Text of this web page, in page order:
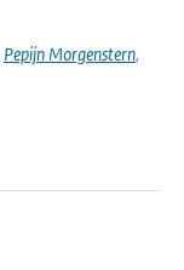
Pepijn Morgenstern,